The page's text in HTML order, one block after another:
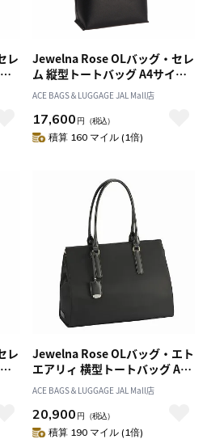
レ
Jewelna Rose OLバッグ・セレ
ム 縦型トートバッグ A4サイズ
16190
ACE BAGS＆LUGGAGE JAL Mall店
17,600 円 （税込）
積算 160 マイル (1倍)
レ
Jewelna Rose OLバッグ・エト
エアリィ 横型トートバッグ A4
サイズ 16271
ACE BAGS＆LUGGAGE JAL Mall店
20,900 円 （税込）
積算 190 マイル (1倍)